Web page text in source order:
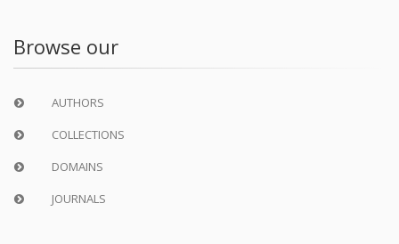
Browse our
AUTHORS
COLLECTIONS
DOMAINS
JOURNALS